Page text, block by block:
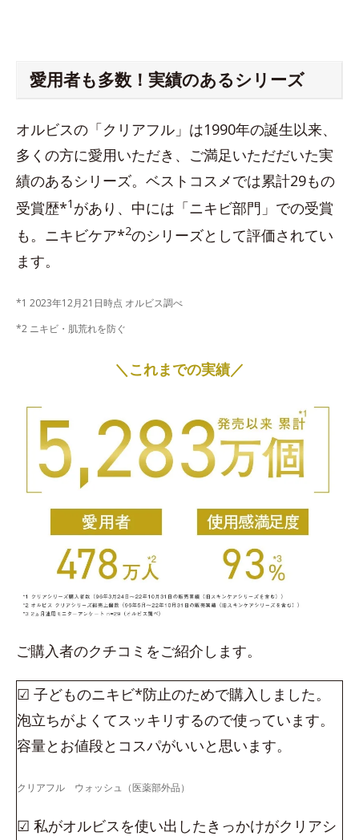
愛用者も多数！実績のあるシリーズ
オルビスの「クリアフル」は1990年の誕生以来、
多くの方に愛用いただき、ご満足いただだいた実
績のあるシリーズ。ベストコスメでは累計29もの
受賞歴*1 があり、中には「ニキビ部門」での受賞
も。ニキビケア*2のシリーズとして評価されてい
ます。
*1 2023年12月21日時点 オルビス調べ
*2 ニキビ・肌荒れを防ぐ
＼これまでの実績／
ご購入者のクチコミをご紹介します。
☑ 子どものニキビ*防止のためで購入しました。
泡立ちがよくてスッキリするので使っています。
容量とお値段とコスパがいいと思います。
クリアフル ウォッシュ（医薬部外品）
☑ 私がオルビスを使い出したきっかけがクリアシ